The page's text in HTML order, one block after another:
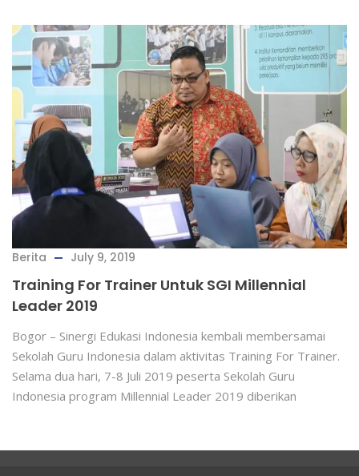
Berita July 9, 2019
Training For Trainer Untuk SGI Millennial
Leader 2019
Bogor – Sinergi Edukasi Indonesia kembali membersamai
Sekolah Guru Indonesia dalam aktivitas Training For Trainer.
Selama dua hari, 7-8 Juli 2019 peserta Sekolah Guru
Indonesia program Millennial Leader 2019 diberikan